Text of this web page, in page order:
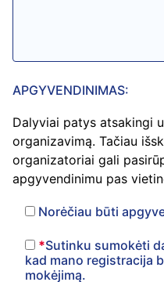
APGYVENDINIMAS:
Dalyviai patys atsakingi
organizavimą. Tačiau
organizatoriai gali
apgyvendinimu pas
Norėčiau būti
*Sutinku sumokėti
kad mano registracija
mokėjimą.